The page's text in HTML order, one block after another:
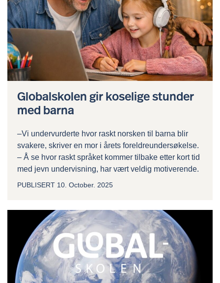
Globalskolen gir koselige stunder
med barna
–Vi undervurderte hvor raskt norsken til barna blir
svakere, skriver en mor i årets foreldreundersøkelse.
– Å se hvor raskt språket kommer tilbake etter kort tid
med jevn undervisning, har vært veldig motiverende.
PUBLISERT 10. October. 2025